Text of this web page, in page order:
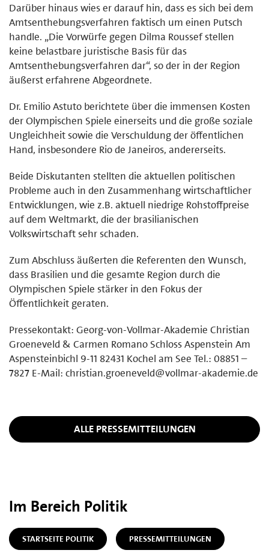
Darüber hinaus wies er darauf hin, dass es sich bei dem
Amtsenthebungsverfahren faktisch um einen Putsch
handle. „Die Vorwürfe gegen Dilma Roussef stellen
keine belastbare juristische Basis für das
Amtsenthebungsverfahren dar“, so der in der Region
äußerst erfahrene Abgeordnete.
Dr. Emilio Astuto berichtete über die immensen Kosten
der Olympischen Spiele einerseits und die große soziale
Ungleichheit sowie die Verschuldung der öffentlichen
Hand, insbesondere Rio de Janeiros, andererseits.
Beide Diskutanten stellten die aktuellen politischen
Probleme auch in den Zusammenhang wirtschaftlicher
Entwicklungen, wie z.B. aktuell niedrige Rohstoffpreise
auf dem Weltmarkt, die der brasilianischen
Volkswirtschaft sehr schaden.
Zum Abschluss äußerten die Referenten den Wunsch,
dass Brasilien und die gesamte Region durch die
Olympischen Spiele stärker in den Fokus der
Öffentlichkeit geraten.
Pressekontakt: Georg-von-Vollmar-Akademie Christian
Groeneveld & Carmen Romano Schloss Aspenstein Am
Aspensteinbichl 9-11 82431 Kochel am See Tel.: 08851 –
7827 E-Mail: christian.groeneveld@vollmar-akademie.de
ALLE PRESSEMITTEILUNGEN
Im Bereich Politik
STARTSEITE POLITIK PRESSEMITTEILUNGEN